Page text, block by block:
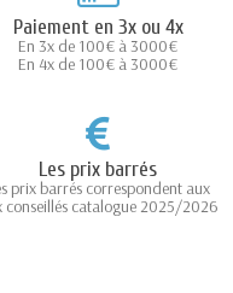
Paiement en 3x ou 4x
En 3x de 100€ à 3000€
En 4x de 100€ à 3000€
Les prix barrés
prix barrés correspondent aux
conseillés catalogue 2025/2026